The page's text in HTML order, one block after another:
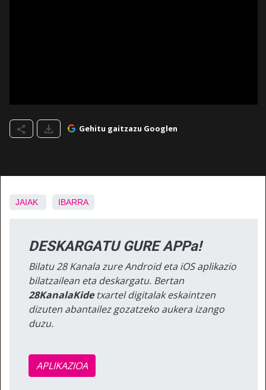
Gehitu gaitzazu Googlen
JAIAK IBARRA
DESKARGATU GURE APPa!
Bilatu 28 Kanala zure Android eta iOS aplikazio
bilatzailean eta deskargatu. Bertan
28KanalaKidetxartel digitalak eskaintzen
dizuten abantailez gozatzeko aukera izango
duzu.
APLIKAZIOA